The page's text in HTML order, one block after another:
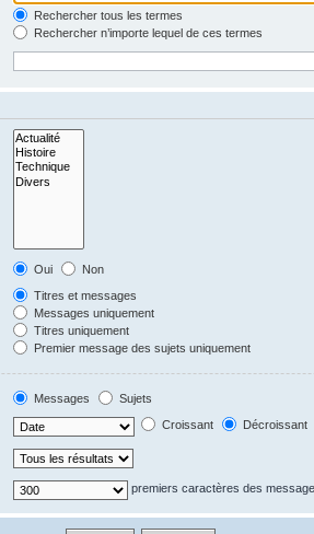
Rechercher tous les termes
Rechercher n’importe lequel de ces termes
Oui
Non
Titres et messages
Messages uniquement
Titres uniquement
Premier message des sujets uniquement
Messages
Sujets
Croissant Décroissant
premiers caractères des